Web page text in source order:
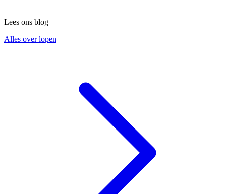
Lees ons blog
Alles over lopen